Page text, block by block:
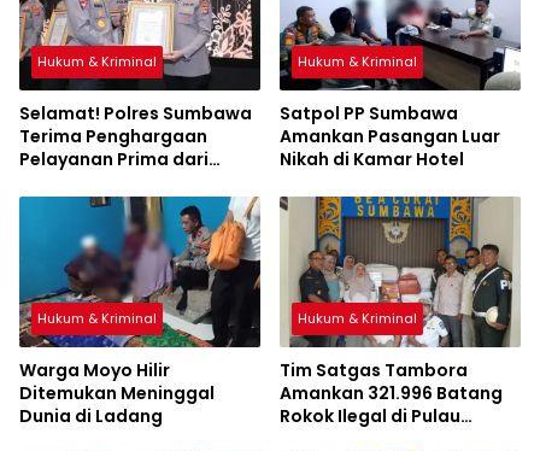
Hukum & Kriminal
Selamat! Polres Sumbawa
Terima Penghargaan
Pelayanan Prima dari
Hukum & Kriminal
Satpol PP Sumbawa
Amankan Pasangan Luar
Nikah di Kamar Hotel
Hukum & Kriminal
Warga Moyo Hilir
Ditemukan Meninggal
Dunia di Ladang
Hukum & Kriminal
Tim Satgas Tambora
Amankan 321.996 Batang
Rokok Ilegal di Pulau